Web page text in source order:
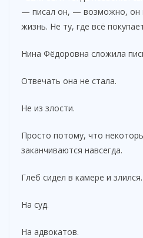
— писал он, — возможно, он
жизнь. Не ту, где всё
Нина Фёдоровна сложила
Отвечать она не стала.
Не из злости.
Просто потому, что
заканчиваются навсегда.
Глеб сидел в камере и злился.
На суд.
На адвокатов.